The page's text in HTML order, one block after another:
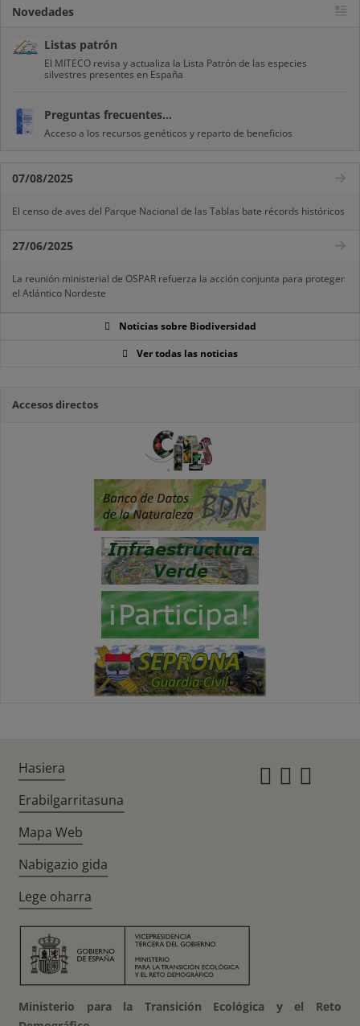
Novedades
Listas patrón
El MITECO revisa y actualiza la Lista Patrón de las especies
silvestres presentes en España
Preguntas frecuentes...
Acceso a los recursos genéticos y reparto de beneficios
07/08/2025
El censo de aves del Parque Nacional de las Tablas bate récords históricos
27/06/2025
La reunión ministerial de OSPAR refuerza la acción conjunta para proteger
el Atlántico Nordeste
Noticias sobre Biodiversidad
Ver todas las noticias
Accesos directos
Hasiera
Erabilgarritasuna
Mapa Web
Nabigazio gida
Lege oharra
Ministerio para la Transición Ecológica y el Reto